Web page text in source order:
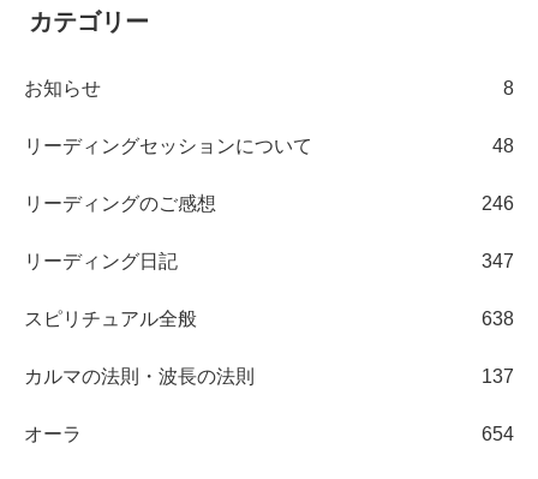
カテゴリー
お知らせ 8
リーディングセッションについて 48
リーディングのご感想 246
リーディング日記 347
スピリチュアル全般 638
カルマの法則・波長の法則 137
オーラ 654